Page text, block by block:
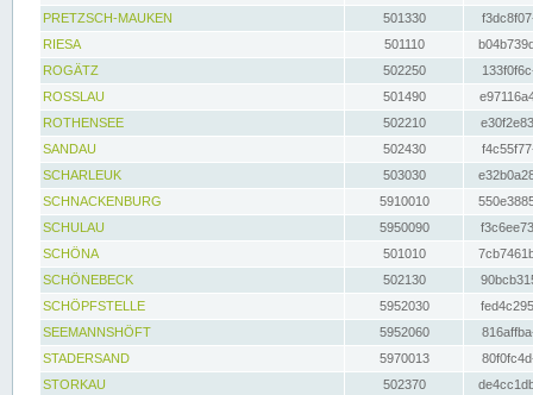
PRETZSCH-MAUKEN
501330
RIESA
501110
ROGÄTZ
502250
ROSSLAU
501490
ROTHENSEE
502210
SANDAU
502430
SCHARLEUK
503030
SCHNACKENBURG
5910010
SCHULAU
5950090
SCHÖNA
501010
SCHÖNEBECK
502130
SCHÖPFSTELLE
5952030
SEEMANNSHÖFT
5952060
STADERSAND
5970013
STORKAU
502370